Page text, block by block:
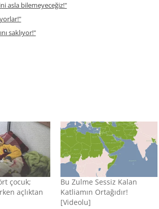
asla bilemeyeceğiz!"
saklıyor!"
çocuk;
açlıktan
Bu Zulme Sessiz Kalan
Katliamın Ortağıdır!
[Videolu]